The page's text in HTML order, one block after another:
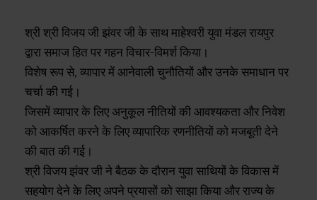
श्री श्री विजय जी झंवर जी के साथ माहेश्वरी युवा मंडल रायपुर
द्वारा समाज हित पर गहन विचार-विमर्श किया।
विशेष रूप से, व्यापार में आनेवाली चुनौतियों और उनके समाधान पर
चर्चा की गई।
जिसमें व्यापार के लिए अनुकूल नीतियों की आवश्यकता और निवेश
को आकर्षित करने के लिए व्यापारिक रणनीतियों को मजबूती देने
की बात की गई।
श्री विजय झंवर जी ने बैठक के दौरान युवा साथियों के विकास में
सहयोग देने के लिए अपने प्रयासों को साझा किया और राज्य के